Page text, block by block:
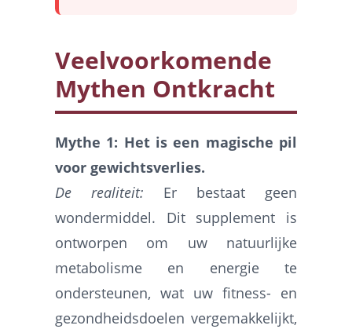
Veelvoorkomende
Mythen Ontkracht
Mythe 1: Het is een magische pil
voor gewichtsverlies.
De realiteit: Er bestaat geen
wondermiddel. Dit supplement is
ontworpen om uw natuurlijke
metabolisme en energie te
ondersteunen, wat uw fitness- en
gezondheidsdoelen vergemakkelijkt,